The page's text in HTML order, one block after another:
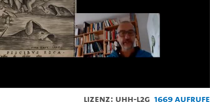
Lizenz: UHH-L2G 1669 Aufrufe